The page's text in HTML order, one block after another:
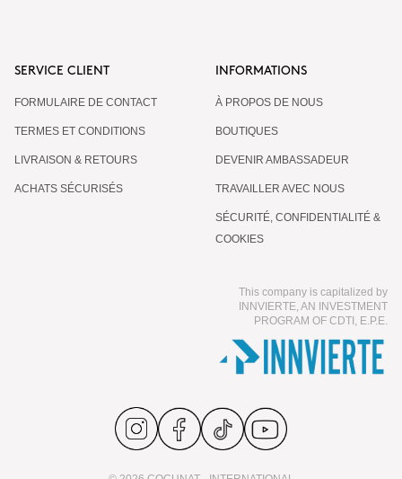
SERVICE CLIENT
FORMULAIRE DE CONTACT
TERMES ET CONDITIONS
LIVRAISON & RETOURS
ACHATS SÉCURISÉS
INFORMATIONS
À PROPOS DE NOUS
BOUTIQUES
DEVENIR AMBASSADEUR
TRAVAILLER AVEC NOUS
SÉCURITÉ, CONFIDENTIALITÉ &
COOKIES
This company is capitalized by
INNVIERTE, AN INVESTMENT
PROGRAM OF CDTI, E.P.E.